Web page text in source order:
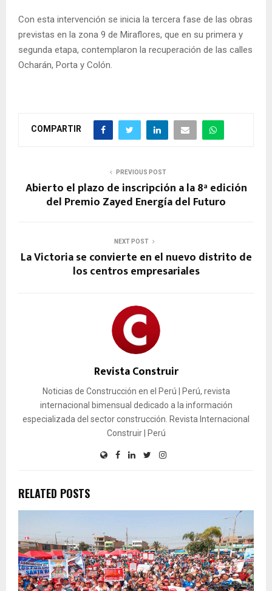
Con esta intervención se inicia la tercera fase de las obras
previstas en la zona 9 de Miraflores, que en su primera y
segunda etapa, contemplaron la recuperación de las calles
Ocharán, Porta y Colón.
COMPARTIR
PREVIOUS POST
Abierto el plazo de inscripción a la 8ª edición
del Premio Zayed Energía del Futuro
NEXT POST
La Victoria se convierte en el nuevo distrito de
los centros empresariales
Revista Construir
Noticias de Construcción en el Perú | Perú, revista
internacional bimensual dedicado a la información
especializada del sector construcción. Revista Internacional
Construir | Perú
RELATED POSTS